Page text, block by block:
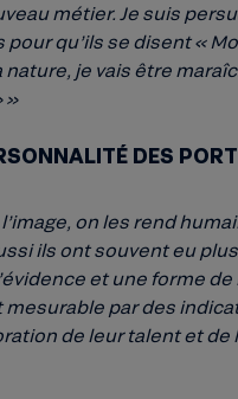
métier. Je suis
qu’ils se disent «
je vais être
»
DES
on les rend
ils ont souvent eu
et une forme
par des
de leur talent et de